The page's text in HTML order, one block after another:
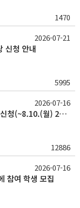
1470
신청 안내
5995
2026-07-21
제27회 세계지식포럼 참가 대상자 지원 신청(~8.10.(월) 23:59)
12886
2026-07-16
참여 학생 모집
2026-07-16